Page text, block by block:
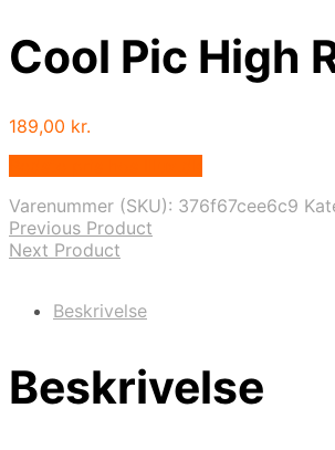
Cool Pic High
189,00 kr.
Varenummer (SKU): 376f67cee6c9
Previous Product
Next Product
Beskrivelse
Beskrivelse